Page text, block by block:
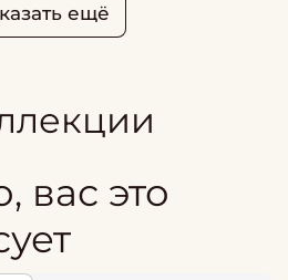
ещё
вас это